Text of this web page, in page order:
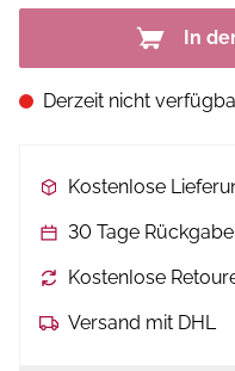
In
Derzeit nicht
Kostenlose
30 Tage
Kostenlose
Versand mit DHL